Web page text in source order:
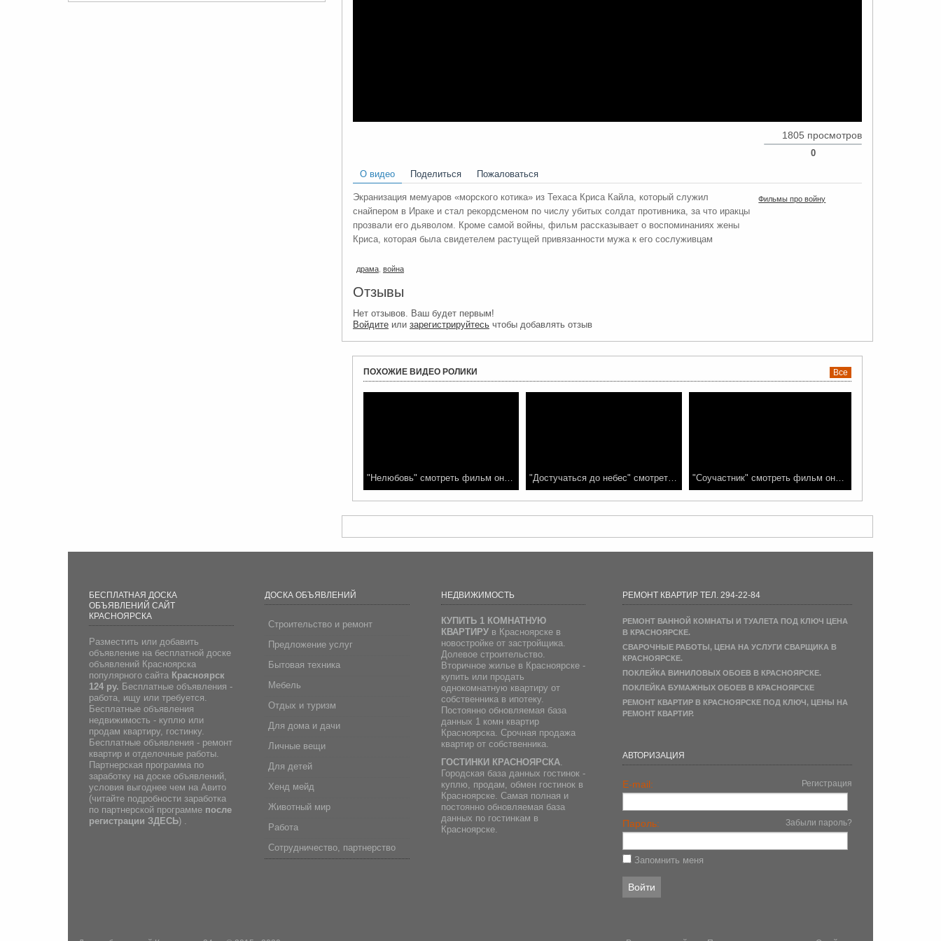
1805 просмотров
0
О видео
Поделиться Пожаловаться
Экранизация мемуаров «морского котика» из Техаса Криса Кайла, который служил
снайпером в Ираке и стал рекордсменом по числу убитых солдат противника, за что иракцы
прозвали его дьяволом. Кроме самой войны, фильм рассказывает о воспоминаниях жены
Криса, которая была свидетелем растущей привязанности мужа к его сослуживцам
драма, война
Фильмы про войну
Отзывы
Нет отзывов. Ваш будет первым!
Войдитеили зарегистрируйтесьчтобы добавлять отзыв
ПОХОЖИЕ ВИДЕО РОЛИКИ Все
"Соучастник" смотреть фильм онлайн
БЕСПЛАТНАЯ ДОСКА
ОБЪЯВЛЕНИЙ САЙТ
КРАСНОЯРСКА
Разместить или добавить
объявление на бесплатной доске
объявлений Красноярска
популярного сайта Красноярск
124 ру. Бесплатные объявления -
работа, ищу или требуется.
Бесплатные объявления
недвижимость - куплю или
продам квартиру, гостинку.
Бесплатные объявления - ремонт
квартир и отделочные работы.
Партнерская программа по
заработку на доске объявлений,
условия выгоднее чем на Авито
(читайте подробности заработка
по партнерской программе после
регистрации ЗДЕСЬ) .
ДОСКА ОБЪЯВЛЕНИЙ
Строительство и ремонт
Предложение услуг
Бытовая техника
Мебель
Отдых и туризм
Для дома и дачи
Личные вещи
Для детей
Хенд мейд
Животный мир
Работа
Сотрудничество, партнерство
НЕДВИЖИМОСТЬ
КУПИТЬ 1 КОМНАТНУЮ
КВАРТИРУв Красноярске в
новостройке от застройщика.
Долевое строительство.
Вторичное жилье в Красноярске -
купить или продать
однокомнатную квартиру от
собственника в ипотеку.
Постоянно обновляемая база
данных 1 комн квартир
Красноярска. Срочная продажа
квартир от собственника.
ГОСТИНКИ КРАСНОЯРСКА.
Городская база данных гостинок -
куплю, продам, обмен гостинок в
Красноярске. Самая полная и
постоянно обновляемая база
данных по гостинкам в
Красноярске.
РЕМОНТ КВАРТИР ТЕЛ. 294-22-84
РЕМОНТ ВАННОЙ КОМНАТЫ И ТУАЛЕТА ПОД КЛЮЧ ЦЕНА
В КРАСНОЯРСКЕ.
СВАРОЧНЫЕ РАБОТЫ, ЦЕНА НА УСЛУГИ СВАРЩИКА В
КРАСНОЯРСКЕ.
ПОКЛЕЙКА ВИНИЛОВЫХ ОБОЕВ В КРАСНОЯРСКЕ.
ПОКЛЕЙКА БУМАЖНЫХ ОБОЕВ В КРАСНОЯРСКЕ
РЕМОНТ КВАРТИР В КРАСНОЯРСКЕ ПОД КЛЮЧ, ЦЕНЫ НА
РЕМОНТ КВАРТИР.
АВТОРИЗАЦИЯ
E-mail: Регистрация
Пароль: Забыли пароль?
Запомнить меня